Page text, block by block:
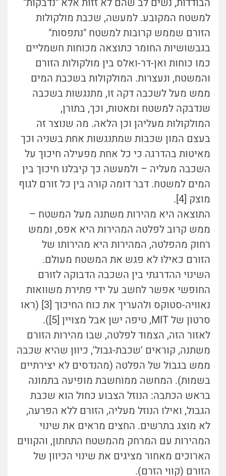
למשטח המקובע. למעשה, שכבת מולקולות
הזורם שממש קרובות למשטח "נתפסות"
בגבשושיות החומר כתוצאה מכוחות חשמליים
כמו כוחות ואן-דר-ואלס בין מולקולות הזורם
והמשטח, ונעצרות. המולקולות בשכבת המים
ממש מעל לשכבה דקה זו, מתנגשות בשכבה
שנדבקה למשטח ומאטות, וכך, בתורן,
המולקולות מעליהן וכן הלאה. מה שנוצר זה
בעצם המון שכבות שמתנגשות אחת בשניה וכך
מאיטות בהדרגה כי כל אחת מפעילה חיכוך על
השכבה מעליה – ולמעשה כך קיבלנו חיכוך בין
המים למשטח. דבר דומה קורה בין כל זורם לגוף
מוצק [4].
התוצאה היא מהירות משתנה מעל המשטח –
ממש קרוב לפלטה המהירות היא אפס, וממש
רחוק מהפלטה, המהירות היא מהירותו של
הזורם כאילו לא פגש את המשטח מעולם.
השינוי ההדרגתי בין השכבה הדבוקה לזורם
החופשי אפשר לחשב על ידי פתירת משוואות
נאוויה-סטוקס ולהעריך את כוח החיכוך [3] (ראו
סרטון של MIT, טיפה ישן אבל מצויין [5]).
לאזור הזה, הצמוד לפלטה, שבו מהירות הזורם
משתנה, קוראים 'שכבת-גבול', כיוון שהיא שכבה
ממש בגבול של הפלטה (מהנדסים לא יצירתיים
בשמות). המחשה ממוחשבת מופיעה בתמונה
בראש הכתבה: הנוזל הצבוע כחול הוא שכבת
הגבול, ואילו הנוזל מעליה, הזורם ללא הפרעה,
לא מוצג בתרשים. החצים מראים את שינוי
המהירות עם המרחק מהמשטח התחתון, והקווים
הארוכים מאחור מציגים את שינוי הכיוון של
הזורם (קווי הזרם).